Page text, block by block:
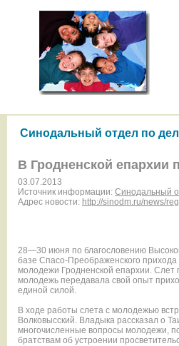
Синодальный отдел по
В Гродненской епархии
03.07.2013
Источник информации: Синодальный
Адрес новости: http://sinodm.ru/news/
28—30 июня по благословению
базе Спасо-Преображенского
молодежи Гродненской епархии.
молодежь передавала свой опыт
единой силой.
В ходе работы слета с молодежью
Волковысский. Владыка рассказал о
многочисленные вопросы молодежи,
братствам об устроении